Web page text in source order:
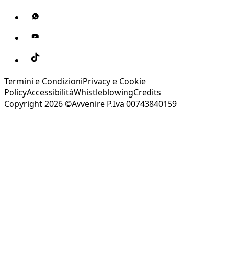
Termini e CondizioniPrivacy e Cookie
PolicyAccessibilitàWhistleblowingCredits
Copyright 2026 ©Avvenire P.Iva 00743840159